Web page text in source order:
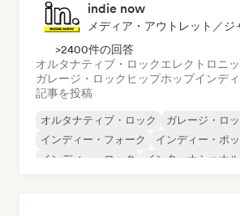
indie now
メディア・アウトレット／ジ
>2400件の回答
オルタナティブ・ロックエレクトロニ
ガレージ・ロック ヒップホップインデ
記事を投稿
オルタナティブ・ロック
ガレージ・ロ
インディー・フォーク
インディー・ポ
インディー・ロック
インターナショナ